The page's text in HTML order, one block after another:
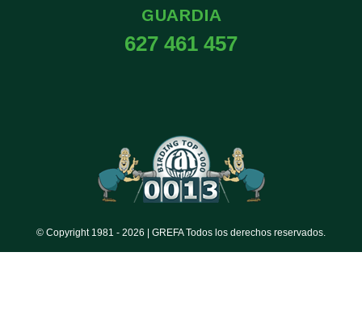
GUARDIA
627 461 457
© Copyright 1981 - 2026 | GREFA Todos los derechos reservados.